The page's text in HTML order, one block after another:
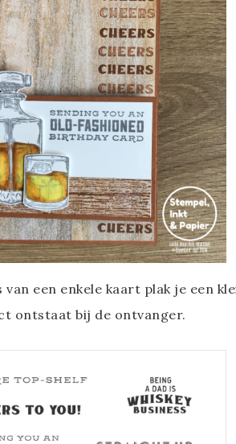
van een enkele kaart plak je een
ontstaat bij de ontvanger.